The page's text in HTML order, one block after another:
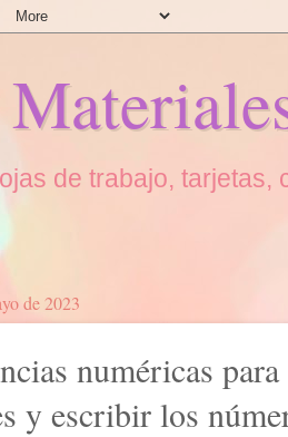
de trabajo,
de 2023
numéricas
y escribir los